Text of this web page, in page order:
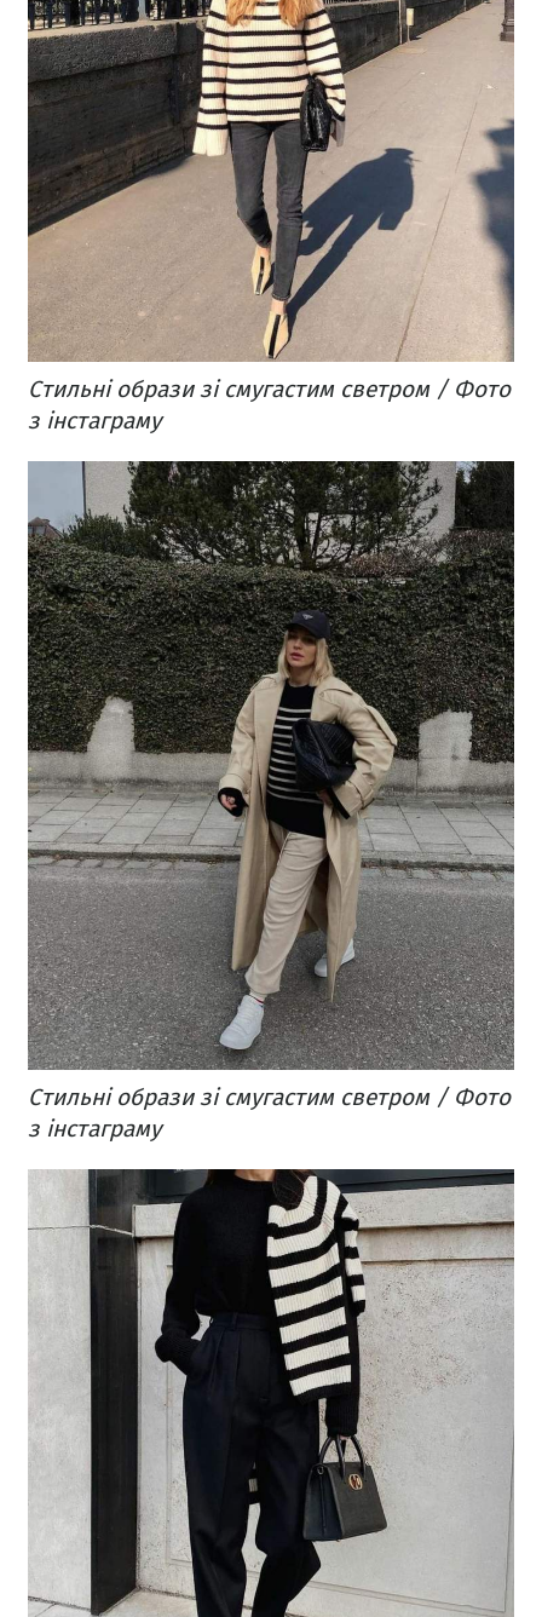
Стильні образи зі смугастим светром / Фото
з інстаграму
Стильні образи зі смугастим светром / Фото
з інстаграму